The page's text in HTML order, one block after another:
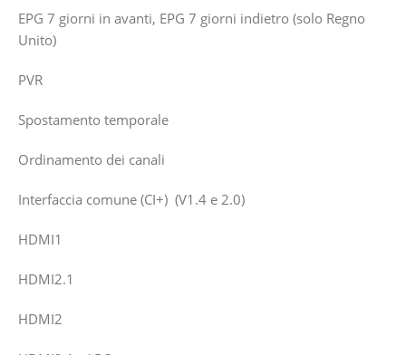
EPG 7 giorni in avanti, EPG 7 giorni indietro (solo Regno
Unito)
PVR
Spostamento temporale
Ordinamento dei canali
Interfaccia comune (CI+) (V1.4 e 2.0)
HDMI1
HDMI2.1
HDMI2